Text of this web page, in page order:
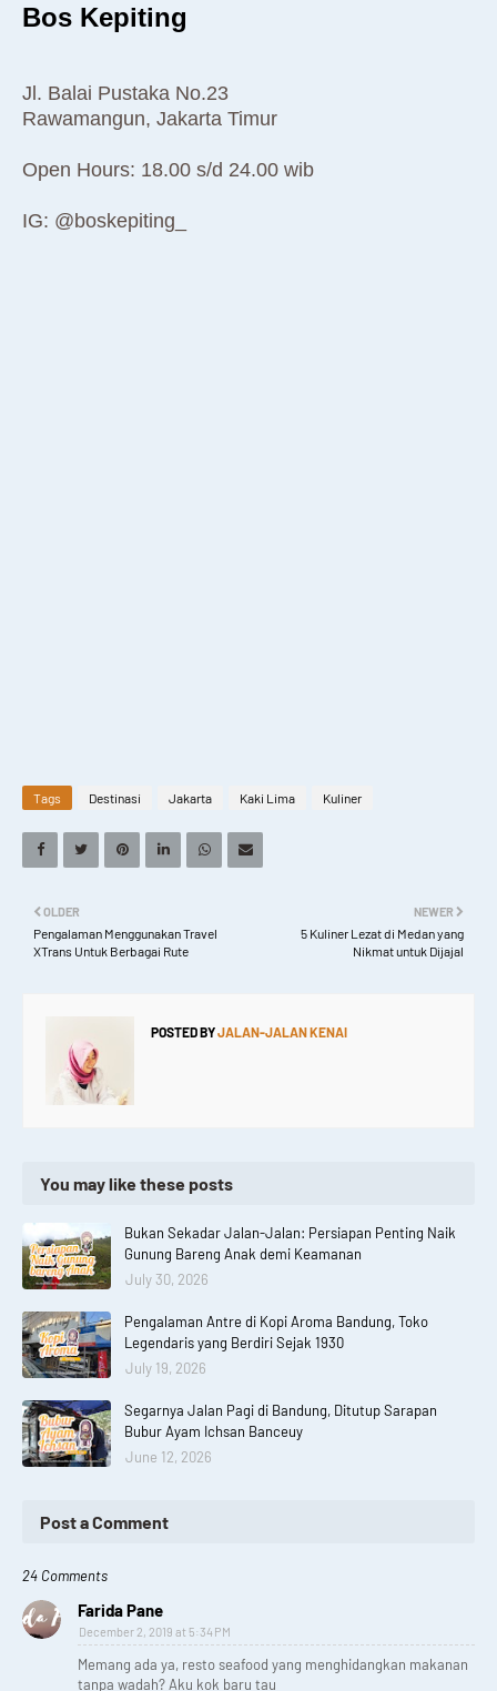
Bos Kepiting
Jl. Balai Pustaka No.23
Rawamangun, Jakarta Timur
Open Hours: 18.00 s/d 24.00 wib
IG: @boskepiting_
Tags Destinasi Jakarta Kaki Lima Kuliner
NEWER
5 Kuliner Lezat di Medan yang
Nikmat untuk Dijajal
OLDER
Pengalaman Menggunakan Travel
XTrans Untuk Berbagai Rute
POSTED BYJALAN-JALAN KENAI
You may like these posts
Bukan Sekadar Jalan-Jalan: Persiapan Penting Naik
Gunung Bareng Anak demi Keamanan
July 30, 2026
Pengalaman Antre di Kopi Aroma Bandung, Toko
Legendaris yang Berdiri Sejak 1930
July 19, 2026
Segarnya Jalan Pagi di Bandung, Ditutup Sarapan
Bubur Ayam Ichsan Banceuy
June 12, 2026
Post a Comment
24 Comments
Farida Pane
December 2, 2019 at 5:34 PM
Memang ada ya, resto seafood yang menghidangkan makanan
tanpa wadah? Aku kok baru tau